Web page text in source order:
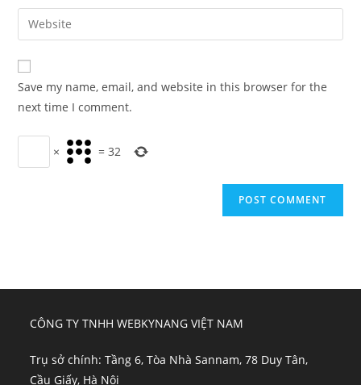
comment
email
address
comment
Enter
your
website
URL
(optional)
Save my name, email, and website in this browser for the
next time I comment.
× =32
CÔNG TY TNHH WEBKYNANG VIỆT NAM
Trụ sở chính: Tầng 6, Tòa Nhà Sannam, 78 Duy Tân,
Cầu Giấy, Hà Nội